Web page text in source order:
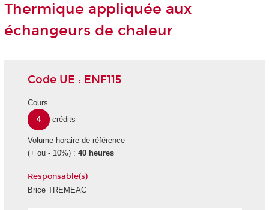
Thermique appliquée aux
échangeurs de chaleur
Code UE : ENF115
Cours
4
crédits
Volume horaire de référence
(+ ou - 10%) : 40 heures
Responsable(s)
Brice TREMEAC